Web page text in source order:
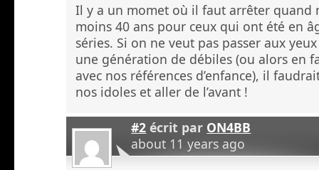
Il y a un momet où il faut arrêter quand
moins 40 ans pour ceux qui ont été en
séries. Si on ne veut pas passer aux
une génération de débiles (ou alors en
avec nos références d’enfance), il
nos idoles et aller de l’avant !
#2 écrit par ON4BB
about 11 years ago